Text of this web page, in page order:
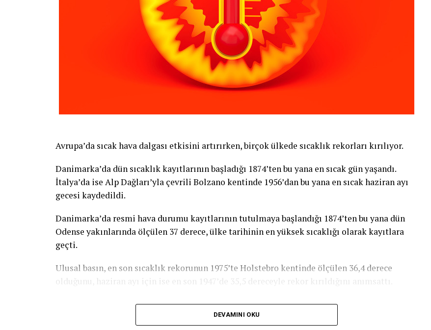
Avrupa’da sıcak hava dalgası etkisini artırırken, birçok ülkede sıcaklık rekorları kırılıyor.
Danimarka’da dün sıcaklık kayıtlarının başladığı 1874’ten bu yana en sıcak gün yaşandı.
İtalya’da ise Alp Dağları’yla çevrili Bolzano kentinde 1956’dan bu yana en sıcak haziran ayı
gecesi kaydedildi.
Danimarka’da resmi hava durumu kayıtlarının tutulmaya başlandığı 1874’ten bu yana dün
Odense yakınlarında ölçülen 37 derece, ülke tarihinin en yüksek sıcaklığı olarak kayıtlara
geçti.
Ulusal basın, en son sıcaklık rekorunun 1975’te Holstebro kentinde ölçülen 36,4 derece
olduğunu, haziran ayı için ise en son 1947’de 35,5 dereceyle rekor kırıldığını anımsattı.
Danimarka’yı etkisi altına alan sıcak hava dalgasının bazı bölgelerde şiddetli yağış ve
DEVAMINI OKU